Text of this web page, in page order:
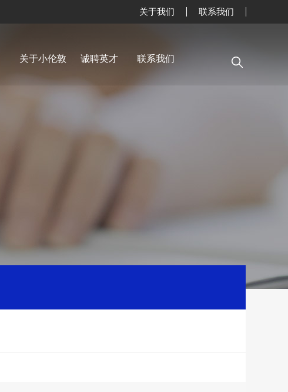
关于我们 联系我们
网站首页
关于小伦敦 诚聘英才 联系我们